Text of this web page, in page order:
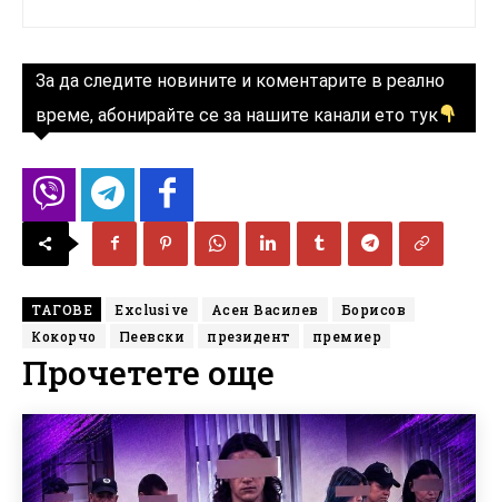
За да следите новините и коментарите в реално
време, абонирайте се за нашите канали ето тук
ТАГОВЕ Exclusive Асен Василев
Борисов
Кокорчо
Пеевски президент премиер
Прочетете още